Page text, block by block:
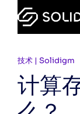
技术 | Solidigm
计算